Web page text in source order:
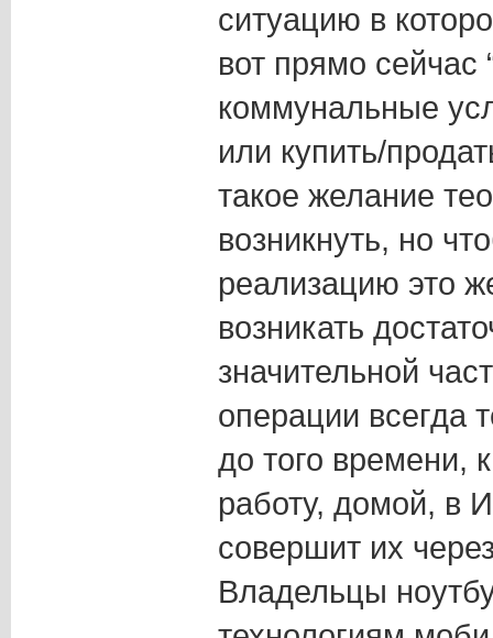
ситуацию в
вот прямо сейчас
коммунальные
или купить/
такое желание
возникнуть, но
реализацию это
возникать
значительной
операции всегда
до того времени,
работу, домой, в
совершит их
Владельцы